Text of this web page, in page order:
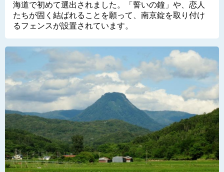
海道で初めて選出されました。「誓いの鐘」や、恋人
たちが固く結ばれることを願って、南京錠を取り付け
るフェンスが設置されています。